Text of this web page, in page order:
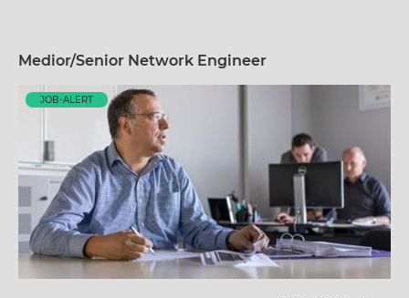
Medior/Senior Network Engineer
JOB-ALERT